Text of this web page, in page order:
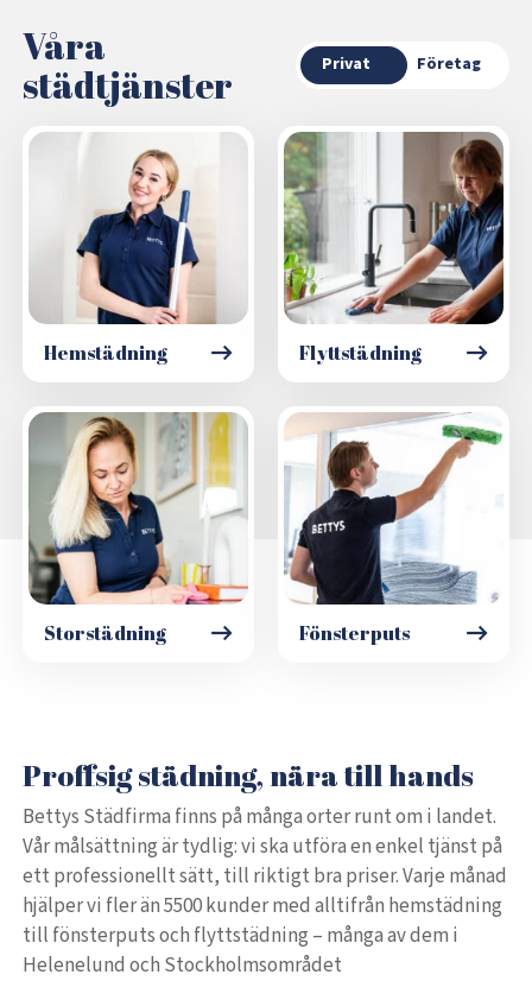
Våra
städtjänster
Privat Företag
Hemstädning Flyttstädning
Storstädning Fönsterputs
Proffsig städning, nära till hands
Bettys Städfirma finns på många orter runt om i landet.
Vår målsättning är tydlig: vi ska utföra en enkel tjänst på
ett professionellt sätt, till riktigt bra priser. Varje månad
hjälper vi fler än 5500 kunder med alltifrån hemstädning
till fönsterputs och flyttstädning – många av dem i
Helenelund och Stockholmsområdet